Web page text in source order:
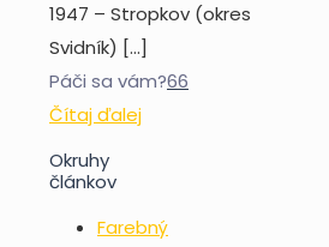
1947 – Stropkov (okres
Svidník) […]
Páči sa vám?66
Čítaj ďalej
Okruhy
článkov
Farebný